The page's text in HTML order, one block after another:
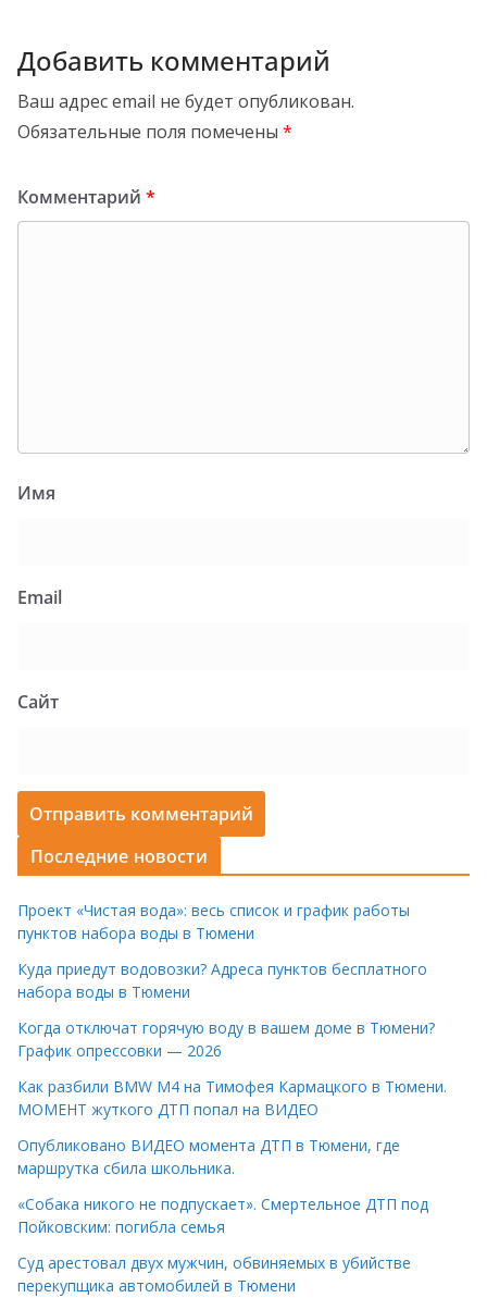
Добавить комментарий
Ваш адрес email не будет опубликован.
Обязательные поля помечены *
Комментарий *
Имя
Email
Сайт
Последние новости
Проект «Чистая вода»: весь список и график работы
пунктов набора воды в Тюмени
Куда приедут водовозки? Адреса пунктов бесплатного
набора воды в Тюмени
Когда отключат горячую воду в вашем доме в Тюмени?
График опрессовки — 2026
Как разбили BMW M4 на Тимофея Кармацкого в Тюмени.
МОМЕНТ жуткого ДТП попал на ВИДЕО
Опубликовано ВИДЕО момента ДТП в Тюмени, где
маршрутка сбила школьника.
«Собака никого не подпускает». Смертельное ДТП под
Пойковским: погибла семья
Суд арестовал двух мужчин, обвиняемых в убийстве
перекупщика автомобилей в Тюмени